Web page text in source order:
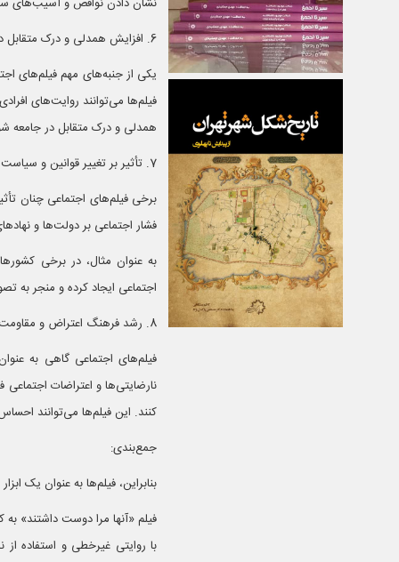
6. افزایش همدلی و درک متقابل در جامعه
یکی از جنبه‌های مهم فیلم‌های
فیلم‌ها می‌توانند روایت‌های
همدلی و درک متقابل در جامعه
7. تأثیر بر تغییر قوانین و سیاست‌ها
برخی فیلم‌های اجتماعی چنان
فشار اجتماعی بر دولت‌ها و
به عنوان مثال، در برخی
اجتماعی ایجاد کرده و منجر به
8. رشد فرهنگ اعتراض و مقاومت
فیلم‌های اجتماعی گاهی به
نارضایتی‌ها و اعتراضات
کنند. این فیلم‌ها می‌توانند
جمع‌بندی:
بنابراین، فیلم‌ها به عنوان یک
با روایتی غیرخطی و استفاده